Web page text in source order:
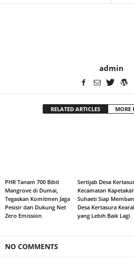
admin
RELATED ARTICLES MORE
PHR Tanam 700 Bibit
Mangrove di Dumai,
Tegaskan Komitmen Jaga
Pesisir dan Dukung Net
Zero Emission
Sertijab Desa
Kecamatan
Suhaeti Siap
Desa Kertasura
yang Lebih Baik Lagi
NO COMMENTS